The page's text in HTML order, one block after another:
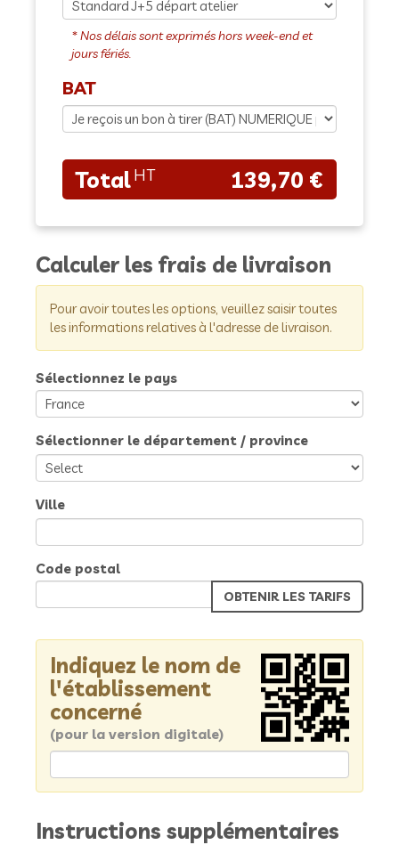
BAT
139,70 €
Calculer les frais de livraison
Pour avoir toutes les options, veuillez saisir toutes
les informations relatives à l'adresse de livraison.
Sélectionnez le pays
Sélectionner le département / province
Ville
Code postal
Indiquez le nom de
l'établissement
concerné
(pour la version digitale)
Instructions supplémentaires